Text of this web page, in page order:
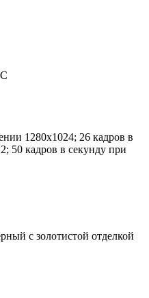
1280x1024; 26 кадров в
50 кадров в секунду при
с золотистой отделкой